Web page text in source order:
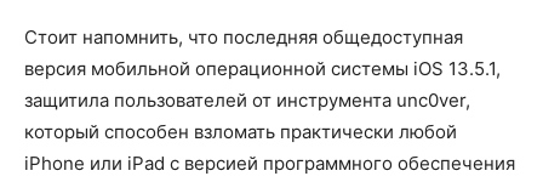
Стоит напомнить, что последняя общедоступная
версия мобильной операционной системы iOS 13.5.1,
защитила пользователей от инструмента unc0ver,
который способен взломать практически любой
iPhone или iPad с версией программного обеспечения